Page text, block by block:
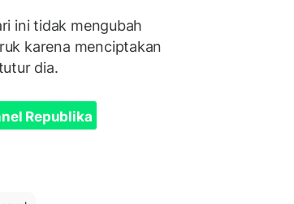
ini tidak mengubah
karena menciptakan
dia.
Republika